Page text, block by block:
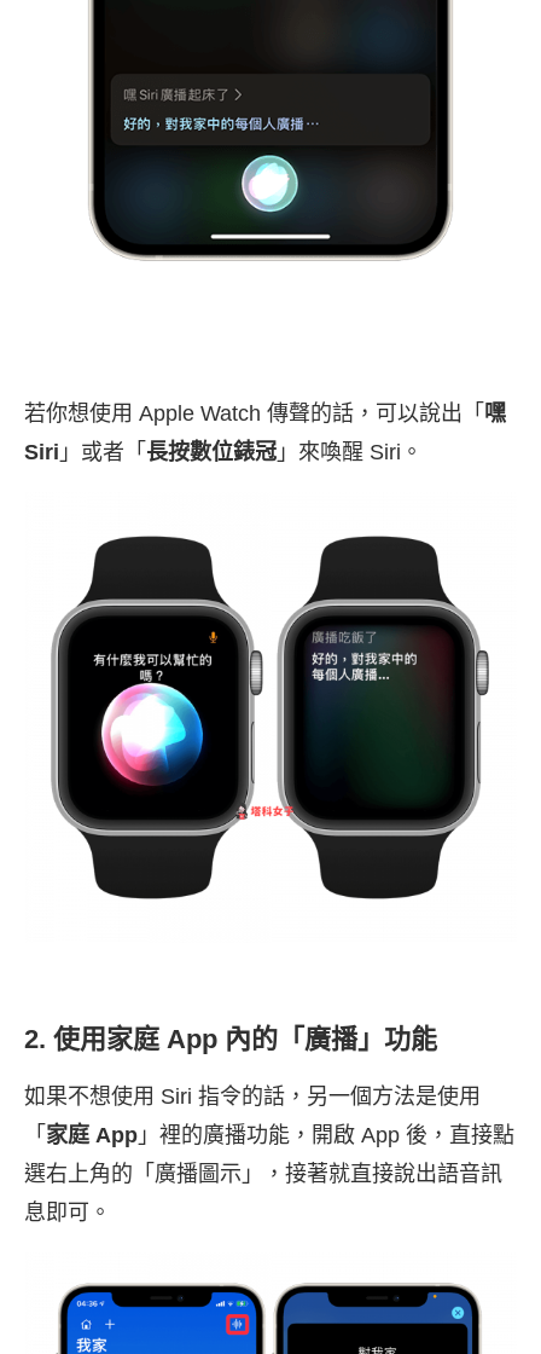
若你想使用 Apple Watch 傳聲的話，可以說出「 嘿
Siri 」或者「 長按數位錶冠 」來喚醒 Siri。
2. 使用家庭 App 內的「廣播」功能
如果不想使用 Siri 指令的話，另一個方法是使用
「 家庭 App 」裡的廣播功能，開啟 App 後，直接點
選右上角的「廣播圖示」，接著就直接說出語音訊
息即可。